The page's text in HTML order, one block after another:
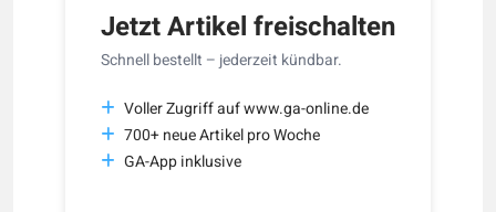
Jetzt Artikel freischalten
Schnell bestellt – jederzeit kündbar.
Voller Zugriff auf www.ga-online.de
700+ neue Artikel pro Woche
GA-App inklusive